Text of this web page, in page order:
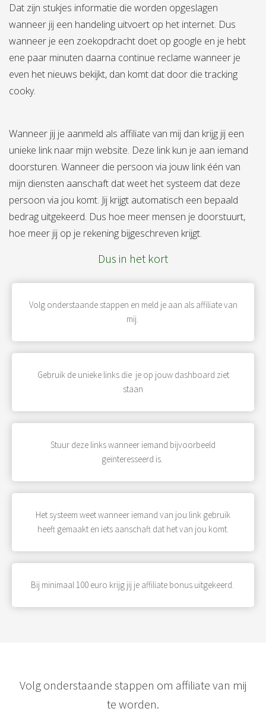
Dat zijn stukjes informatie die worden opgeslagen
wanneer jij een handeling uitvoert op het internet. Dus
wanneer je een zoekopdracht doet op google en je hebt
ene paar minuten daarna continue reclame wanneer je
even het nieuws bekijkt, dan komt dat door die tracking
cooky.
Wanneer jij je aanmeld als affiliate van mij dan krijg jij een
unieke link naar mijn website. Deze link kun je aan iemand
doorsturen. Wanneer die persoon via jouw link één van
mijn diensten aanschaft dat weet het systeem dat deze
persoon via jou komt. Jij krijgt automatisch een bepaald
bedrag uitgekeerd. Dus hoe meer mensen je doorstuurt,
hoe meer jij op je rekening bijgeschreven krijgt.
Dus in het kort
Volg onderstaande stappen en meld je aan als affiliate van
mij.
Gebruik de unieke links die je op jouw dashboard ziet
staan
Stuur deze links wanneer iemand bijvoorbeeld
geïnteresseerd is.
Het systeem weet wanneer iemand van jou link gebruik
heeft gemaakt en iets aanschaft dat het van jou komt.
Bij minimaal 100 euro krijg jij je affiliate bonus uitgekeerd.
Volg onderstaande stappen om affiliate van mij
te worden.